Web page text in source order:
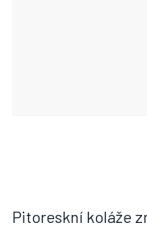
Pitoreskní koláže